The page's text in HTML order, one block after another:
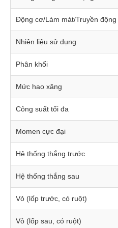
Động cơ/Làm mát/Truyền động
Nhiên liệu sử dụng
Phân khối
Mức hao xăng
Công suất tối đa
Momen cực đại
Hệ thống thắng trước
Hệ thống thắng sau
Vỏ (lốp trước, có ruột)
Vỏ (lốp sau, có ruột)
ĐÈN HALOGEN
SYM Galaxy sử dụng đèn
diện.